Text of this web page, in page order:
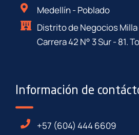
Medellín - Poblado
Distrito de Negocios Milla
Carrera 42 N° 3 Sur - 81.
Información de
+57 (604) 444 6609